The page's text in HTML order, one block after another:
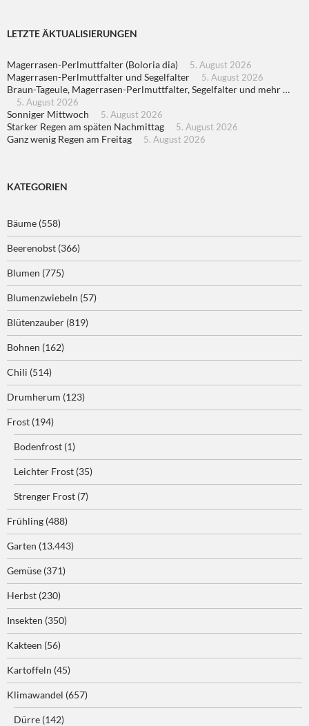
LETZTE ÄKTUALISIERUNGEN
Magerrasen-Perlmuttfalter (Boloria dia) 5. August 2026
Magerrasen-Perlmuttfalter und Segelfalter 5. August 2026
Braun-Tageule, Magerrasen-Perlmuttfalter, Segelfalter und mehr …
5. August 2026
Sonniger Mittwoch 5. August 2026
Starker Regen am späten Nachmittag 5. August 2026
Ganz wenig Regen am Freitag 5. August 2026
KATEGORIEN
Bäume (558)
Beerenobst (366)
Blumen (775)
Blumenzwiebeln (57)
Blütenzauber (819)
Bohnen (162)
Chili (514)
Drumherum (123)
Frost (194)
Bodenfrost (1)
Leichter Frost (35)
Strenger Frost (7)
Frühling (488)
Garten (13.443)
Gemüse (371)
Herbst (230)
Insekten (350)
Kakteen (56)
Kartoffeln (45)
Klimawandel (657)
Dürre (142)